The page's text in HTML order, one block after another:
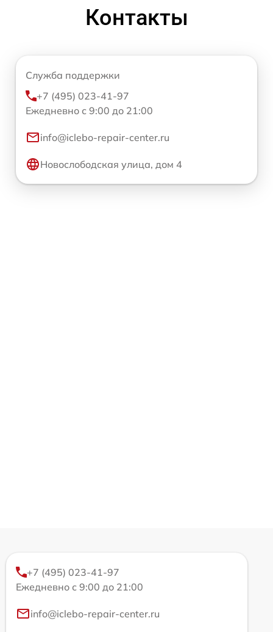
Контакты
Служба поддержки
+7 (495) 023-41-97
Ежедневно с 9:00 до 21:00
info@iclebo-repair-center.ru
Новослободская улица, дом 4
+7 (495) 023-41-97
Ежедневно с 9:00 до 21:00
info@iclebo-repair-center.ru